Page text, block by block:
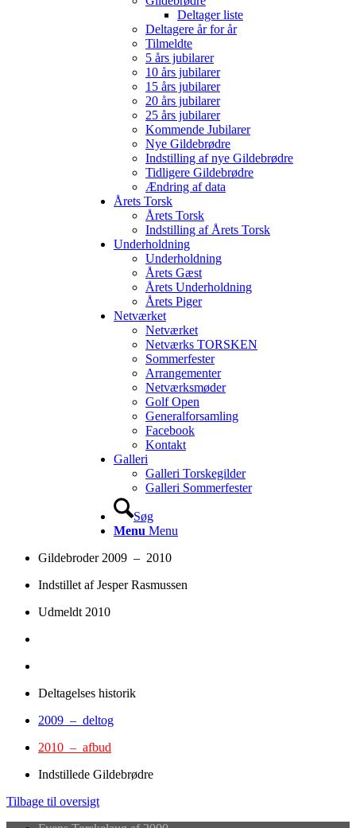
Deltager liste
Deltagere år for år
Tilmeldte
5 års jubilarer
10 års jubilarer
15 års jubilarer
20 års jubilarer
25 års jubilarer
Kommende Jubilarer
Nye Gildebrødre
Indstilling af nye Gildebrødre
Tidligere Gildebrødre
Ændring af data
Årets Torsk
Årets Torsk
Indstilling af Årets Torsk
Underholdning
Underholdning
Årets Gæst
Årets Underholdning
Årets Piger
Netværket
Netværket
Netværks TORSKEN
Sommerfester
Arrangementer
Netværksmøder
Golf Open
Generalforsamling
Facebook
Kontakt
Galleri
Galleri Torskegilder
Galleri Sommerfester
Søg
Menu Menu
Gildebroder 2009 – 2010
Indstillet af Jesper Rasmussen
Udmeldt 2010
Deltagelses historik
2009 – deltog
2010 – afbud
Indstillede Gildebrødre
Tilbage til oversigt